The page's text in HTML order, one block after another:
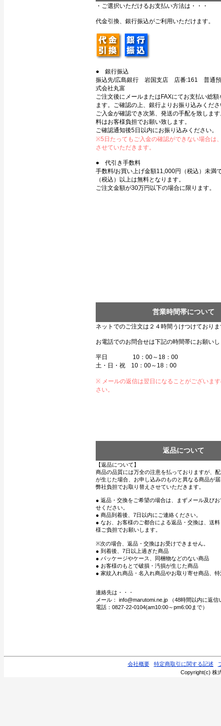
・ご選択いただけるお支払い方法は・・・
代金引換、銀行振込がご利用いただけます。
● 銀行振込
振込先/広島銀行 岩国支店 店番:161 普通
式会社丸富
ご注文後にメールまたはFAXにてお支払い総
ます。ご確認の上、銀行よりお振り込みくだ
ご入金が確認でき次第、発送の手配を致しま
料はお客様負担でお願い致します。
ご確認通知後5日以内にお振り込みください。
※5日たってもご入金の確認ができない場合は
させていただきます。
● 代引き手数料
手数料/お買い上げ金額11,000円（税込）未満
（税込）以上は無料となります。
ご注文金額が30万円以下の場合に限ります。
営業時間帯について
ネットでのご注文は２４時間うけつけており
お電話でのお問合せは下記の時間帯にお願い
平日 10：00～18：00
土・日・祝 10：00～18：00
※ メールの返信は翌日になることがございま
さい。
返品について
【返品について】
商品の品質には万全の注意を払っておりますが、
が生じた場合、お申し込みのものと異なる商品が
弊社負担でお取り替えさせていただきます。
● 返品・交換をご希望の場合は、まずメール及び
せください。
● 商品到着後、7日以内にご連絡ください。
● なお、お客様のご都合による返品・交換は、送
様ご負担でお願いします。
※次の場合、返品・交換はお受けできません。
● 到着後、7日以上過ぎた商品
● パッケージやケース、同梱物などのない商品
● お客様のもとで破損・汚損が生じた商品
● 家紋入れ商品・名入れ商品やお取り寄せ商品、
連絡先は・・・
メール： info@marutomi.ne.jp （48時間以内に返信
電話：0827-22-0104(am10:00～pm6:00まで）
会社概要 特定商取引に関する記述
Copyright(c) 株